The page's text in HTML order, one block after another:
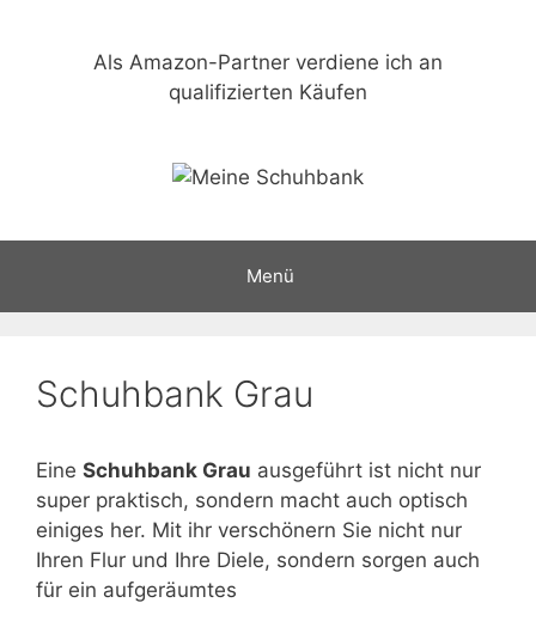
Als Amazon-Partner verdiene ich an
qualifizierten Käufen
Menü
Schuhbank Grau
Eine Schuhbank Grau ausgeführt ist nicht nur
super praktisch, sondern macht auch optisch
einiges her. Mit ihr verschönern Sie nicht nur
Ihren Flur und Ihre Diele, sondern sorgen auch
für ein aufgeräumtes